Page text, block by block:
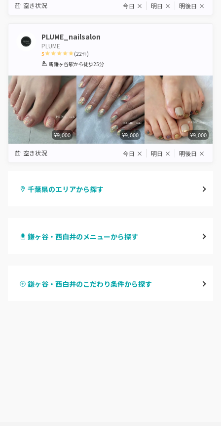
空き状況 今日 × 明日 × 明後日 ×
PLUME_nailsalon
PLUME
5
1 2 3 4 5
(22件)
新鎌ヶ谷駅から徒歩25分
¥9,000 ¥9,000 ¥9,000
空き状況 今日 × 明日 × 明後日 ×
千葉県のエリアから探す
柏・南柏
鎌ヶ谷・西白井のメニューから探す
ハンドスカルプ
鎌ヶ谷・西白井のこだわり条件から探す